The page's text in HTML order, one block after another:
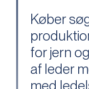
Køber
for jern
af leder
med